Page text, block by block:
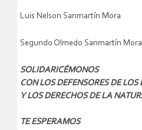
Luis Nelson Sanmartín Mora
Segundo Olmedo Sanmartín Mora
SOLIDARICÉMONOS
CON LOS DEFENSORES DE
Y LOS DERECHOS DE LA
TE ESPERAMOS